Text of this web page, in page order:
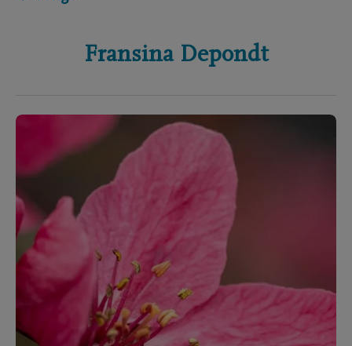
Fransina Depondt